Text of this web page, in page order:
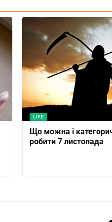
LIFE
Що можна і
робити 7 листопада